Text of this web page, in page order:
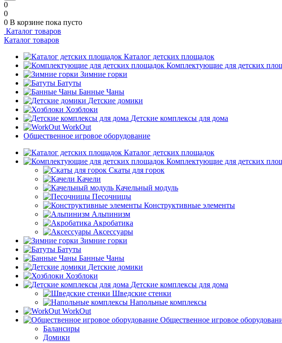
0
0
0 В корзине пока пусто
Каталог товаров
Каталог товаров
Каталог детских площадок
Комплектующие для детских
Зимние горки
Батуты
Банные Чаны
Детские домики
Хозблоки
Детские комплексы для дома
WorkOut
Общественное игровое оборудование
Каталог детских площадок
Комплектующие для детских
Скаты для горок
Качели
Качельный модуль
Песочницы
Конструктивные элементы
Альпинизм
Акробатика
Аксессуары
Зимние горки
Батуты
Банные Чаны
Детские домики
Хозблоки
Детские комплексы для дома
Шведские стенки
Напольные комплексы
WorkOut
Общественное игровое
Балансиры
Домики